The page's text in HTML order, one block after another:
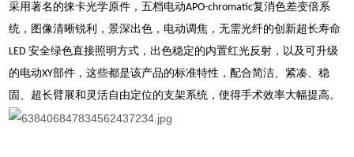
采用著名的徕卡光学原件，五档电动APO-chromatic复消色差变倍系
统，图像清晰锐利，景深出色，电动调焦，无需光纤的创新超长寿命
LED 安全绿色直接照明方式，出色稳定的内置红光反射，以及可升级
的电动XY部件，这些都是该产品的标准特性，配合简洁、紧凑、稳
固、超长臂展和灵活自由定位的支架系统，使得手术效率大幅提高。